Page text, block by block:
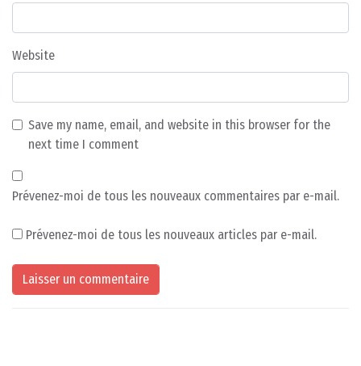
Website
Save my name, email, and website in this browser for the
next time I comment
Prévenez-moi de tous les nouveaux commentaires par e-mail.
Prévenez-moi de tous les nouveaux articles par e-mail.